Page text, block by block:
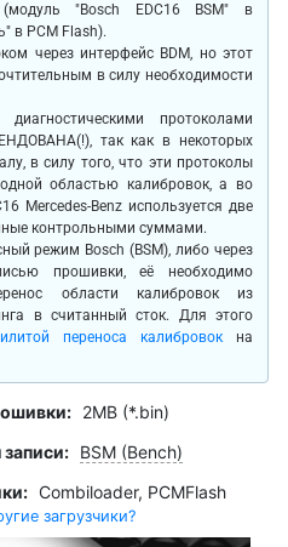
"Bosch EDC16 BSM" в
в PCM Flash).
через интерфейс BDM, но этот
в силу необходимости
протоколами
так как в некоторых
в силу того, что эти протоколы
областью калибровок, а во
Mercedes-Benz используется две
контрольными суммами.
режим Bosch (BSM), либо через
прошивки, её необходимо
области калибровок из
в считанный сток. Для этого
переноса калибровок на
2MB (*.bin)
BSM (Bench)
Combiloader, PCMFlash
загрузчики?